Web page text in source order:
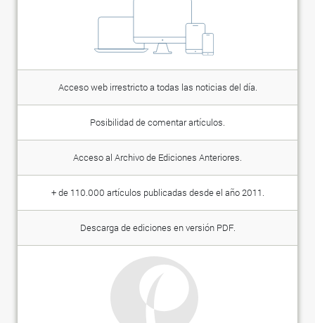
Acceso web irrestricto a todas las noticias del día.
Posibilidad de comentar artículos.
Acceso al Archivo de Ediciones Anteriores.
+ de 110.000 artículos publicadas desde el año 2011.
Descarga de ediciones en versión PDF.